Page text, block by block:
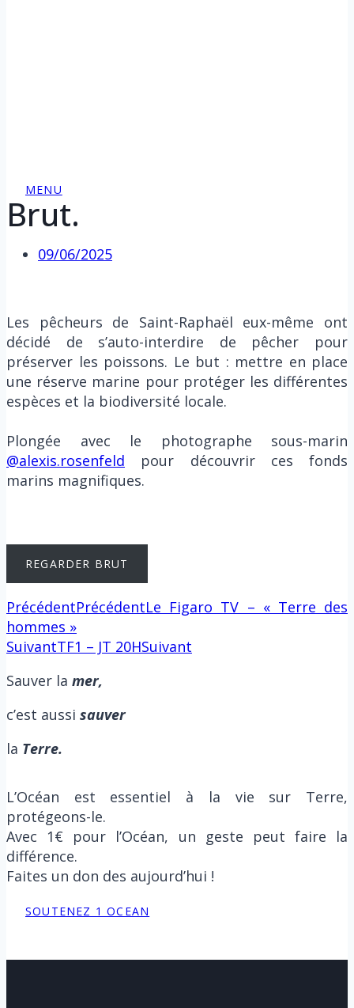
MENU
Brut.
09/06/2025
Les pêcheurs de Saint-Raphaël eux-même ont
décidé de s’auto-interdire de pêcher pour
préserver les poissons. Le but : mettre en place
une réserve marine pour protéger les différentes
espèces et la biodiversité locale.⁣⁣
Plongée avec le photographe sous-marin
@alexis.rosenfeld pour découvrir ces fonds
marins magnifiques. ⁣⁣
REGARDER BRUT
PrécédentPrécédentLe Figaro TV – « Terre des
hommes »
SuivantTF1 – JT 20HSuivant
Sauver la mer,
c’est aussi sauver
la Terre.
L’Océan est essentiel à la vie sur Terre,
protégeons-le.
Avec 1€ pour l’Océan, un geste peut faire la
différence.
Faites un don des aujourd’hui !
SOUTENEZ 1 OCEAN